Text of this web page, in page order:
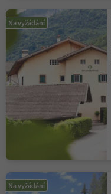
Na vyžádání
Na vyžádání